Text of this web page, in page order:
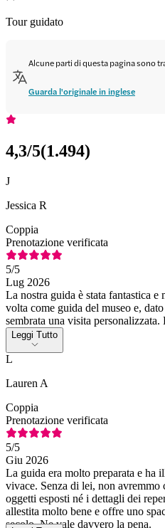
Tour guidato
Alcune parti di questa pagina sono
Guarda l'originale in inglese
4,3/5(1.494)
J
Jessica R
Coppia
Prenotazione verificata
5/5
Lug 2026
La nostra guida è stata fantastica e
volta come guida del museo e,
sembrata una visita personalizzata.
Leggi Tutto
L
Lauren A
Coppia
Prenotazione verificata
5/5
Giu 2026
La guida era molto preparata e ha
vivace. Senza di lei, non
oggetti esposti né i dettagli dei
allestita molto bene e offre uno
secolo. Ne vale davvero la pena.